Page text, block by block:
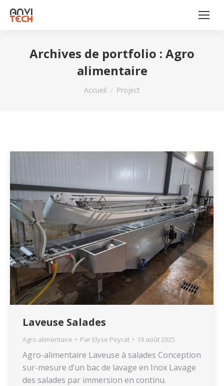
Archives de portfolio : Agro
alimentaire
Vous êtes ici :
Accueil Project
Laveuse Salades
Agro alimentaire Par Elyse Peyrat 19 août 2025
Agro-alimentaire Laveuse à salades Conception
sur-mesure d’un bac de lavage en Inox Lavage
des salades par immersion en continu.